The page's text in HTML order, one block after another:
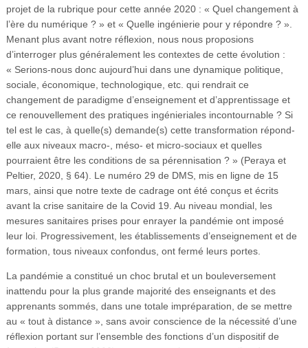
projet de la rubrique pour cette année 2020 : « Quel changement à
l’ère du numérique ? » et « Quelle ingénierie pour y répondre ? ».
Menant plus avant notre réflexion, nous nous proposions
d’interroger plus généralement les contextes de cette évolution :
« Serions-nous donc aujourd’hui dans une dynamique politique,
sociale, économique, technologique, etc. qui rendrait ce
changement de paradigme d’enseignement et d’apprentissage et
ce renouvellement des pratiques ingénieriales incontournable ? Si
tel est le cas, à quelle(s) demande(s) cette transformation répond-
elle aux niveaux macro-, méso- et micro-sociaux et quelles
pourraient être les conditions de sa pérennisation ? » (Peraya et
Peltier, 2020, § 64). Le numéro 29 de DMS, mis en ligne de 15
mars, ainsi que notre texte de cadrage ont été conçus et écrits
avant la crise sanitaire de la Covid 19. Au niveau mondial, les
mesures sanitaires prises pour enrayer la pandémie ont imposé
leur loi. Progressivement, les établissements d’enseignement et de
formation, tous niveaux confondus, ont fermé leurs portes.
La pandémie a constitué un choc brutal et un bouleversement
inattendu pour la plus grande majorité des enseignants et des
apprenants sommés, dans une totale impréparation, de se mettre
au « tout à distance », sans avoir conscience de la nécessité d’une
réflexion portant sur l’ensemble des fonctions d’un dispositif de